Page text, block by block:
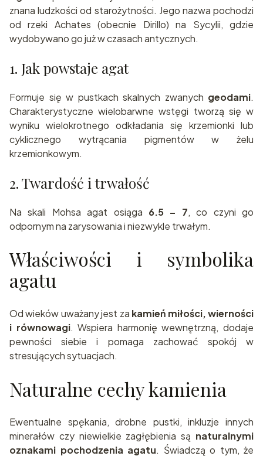
znana ludzkości od starożytności. Jego nazwa pochodzi
od rzeki Achates (obecnie Dirillo) na Sycylii, gdzie
wydobywano go już w czasach antycznych.
1. Jak powstaje agat
Formuje się w pustkach skalnych zwanych geodami.
Charakterystyczne wielobarwne wstęgi tworzą się w
wyniku wielokrotnego odkładania się krzemionki lub
cyklicznego wytrącania pigmentów w żelu
krzemionkowym.
2. Twardość i trwałość
Na skali Mohsa agat osiąga 6.5 – 7, co czyni go
odpornym na zarysowania i niezwykle trwałym.
Właściwości i symbolika
agatu
Od wieków uważany jest za kamień miłości, wierności
i równowagi. Wspiera harmonię wewnętrzną, dodaje
pewności siebie i pomaga zachować spokój w
stresujących sytuacjach.
Naturalne cechy kamienia
Ewentualne spękania, drobne pustki, inkluzje innych
minerałów czy niewielkie zagłębienia są naturalnymi
oznakami pochodzenia agatu. Świadczą o tym, że